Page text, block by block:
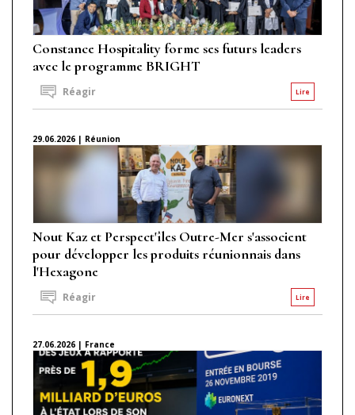
Constance Hospitality forme ses futurs leaders
avec le programme BRIGHT
Lire
Réagir
29.06.2026 | Réunion
Nout Kaz et Perspect'îles Outre-Mer s'associent
pour développer les produits réunionnais dans
l'Hexagone
Lire
Réagir
27.06.2026 | France